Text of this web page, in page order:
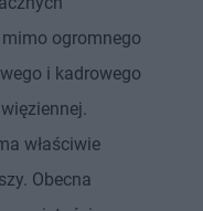
ogromnego
i kadrowego
właściwie
Obecna